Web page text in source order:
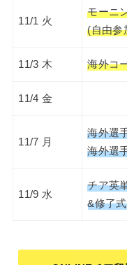
11/1 火
モーニ
(自由参
11/3 木 海外コ
11/4 金
11/7 月
海外選
海外選
11/9 水
チア英
&修了式